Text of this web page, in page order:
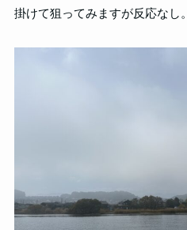
掛けて狙ってみますが反応なし。